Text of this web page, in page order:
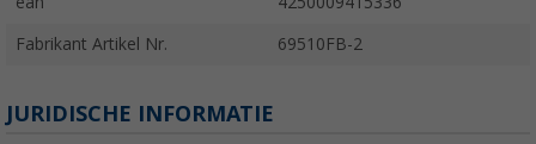
Fabrikant Artikel Nr. 69510FB-2
JURIDISCHE INFORMATIE